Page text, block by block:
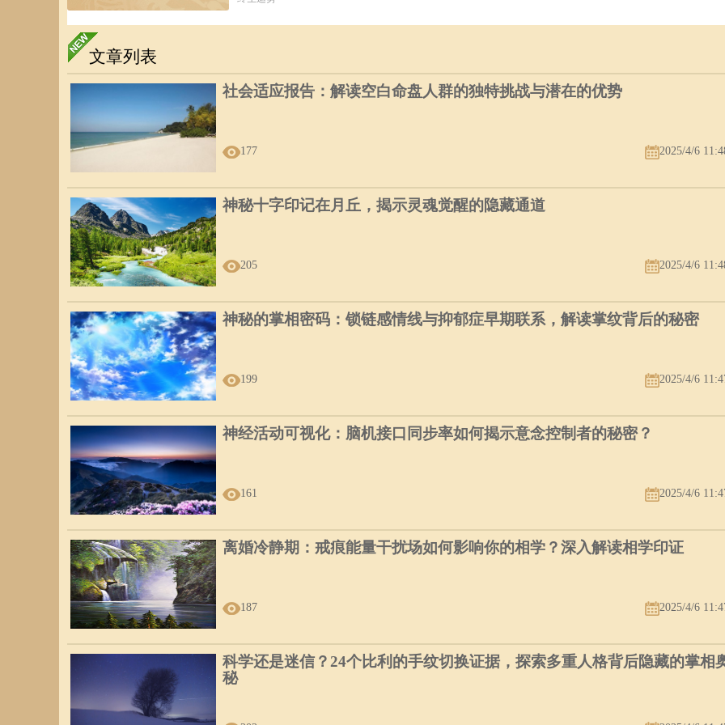
文章列表
社会适应报告：解读空白命盘人群的独特挑战与潜在的优势
177 2025/4/6
神秘十字印记在月丘，揭示灵魂觉醒的隐藏通道
205 2025/4/6
神秘的掌相密码：锁链感情线与抑郁症早期联系，解读掌纹背后的秘密
199 2025/4/6
神经活动可视化：脑机接口同步率如何揭示意念控制者的秘密？
161 2025/4/6
离婚冷静期：戒痕能量干扰场如何影响你的相学？深入解读相学印证
187 2025/4/6
科学还是迷信？24个比利的手纹切换证据，探索多重人格背后隐藏的掌相
秘